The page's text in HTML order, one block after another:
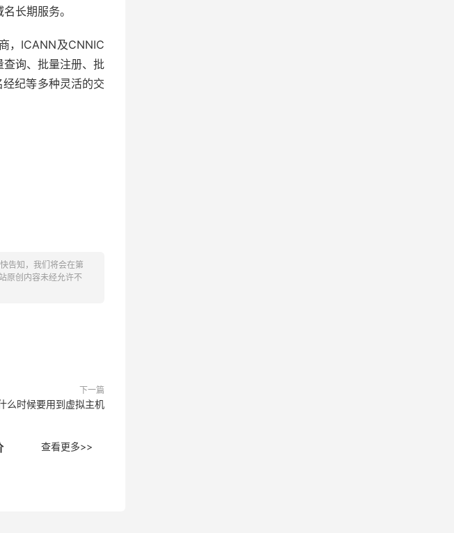
长期服务。
，ICANN及CNNIC
询、批量注册、批
纪等多种灵活的交
告知，我们将会在第
原创内容未经允许不
下一篇
么时候要用到虚拟主机
查看更多>>